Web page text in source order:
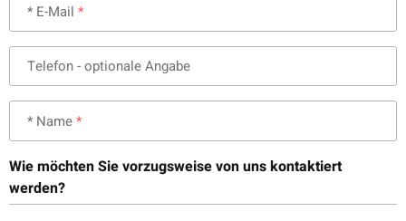
* E-Mail
Telefon- optionale Angabe
* Name
Wie möchten Sie vorzugsweise von uns kontaktiert
werden?